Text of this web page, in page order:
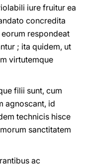
iure fruitur ea
concredita
respondeat
; ita quidem, ut
virtutemque
filii sunt, cum
agnoscant, id
technicis hisce
sanctitatem
ac